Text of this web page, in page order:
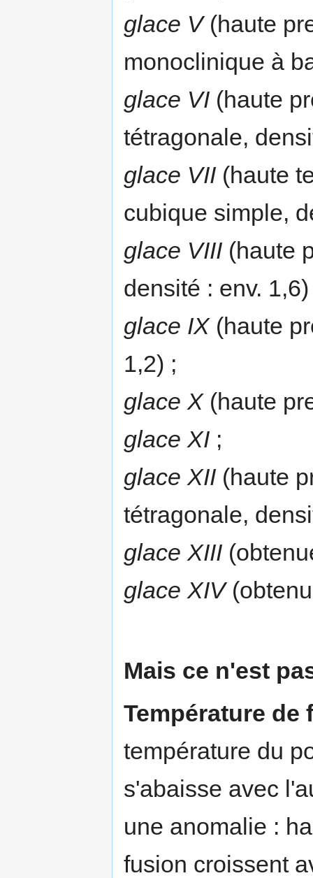
glace V(haute
monoclinique à
glace VI (haute
tétragonale,
glace VII (haute
cubique simple,
glace VIII (haute
densité : env.
glace IX(haute
1,2) ;
glace X(haute
glace XI ;
glace XII (haute
tétragonale,
glace XIII
glace XIV
Mais ce n'est
Température
température du
s'abaisse avec
une anomalie :
fusion croissent